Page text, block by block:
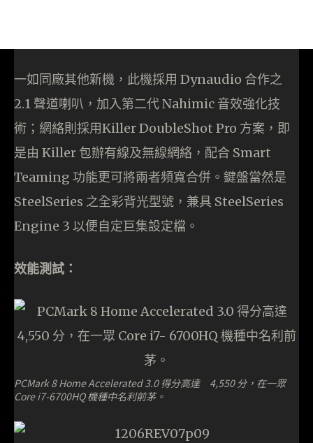
一如同廠其他新機，此機採用 Dynaudio 合作之
2.1 聲道喇叭，加入第二代 Nahimic 音效強化技
術；網絡則採用Killer DoubleShot Pro 方案，即
是由 Killer 包辦有線及無線網絡，配合 Smart
Teaming 功能更可將兩者頻寬合併。鍵盤當然是
SteelSeries 之全彩背光型號，兼具 SteelSeries
Engine 3 以便自定巨集設定檔。
效能測試：
PCMark 8 Home Accelerated 3.0 得分高達 4,550 分，在一眾
Core i7-6700HQ 機種中名利前茅。